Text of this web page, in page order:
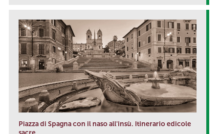
Piazza di Spagna con il naso all'insù. Itinerario edicole